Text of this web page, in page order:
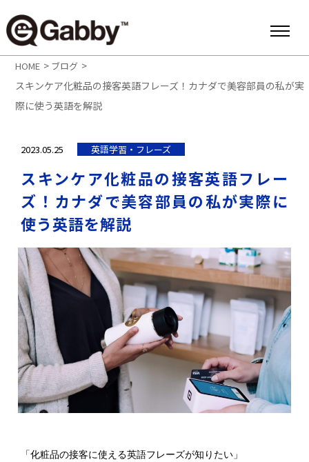
HOME > ブログ >
スキンケア化粧品の接客英語フレーズ！カナダで美容部員の私が実
際に使う英語を解説
2023.05.25 英語学習・フレーズ
スキンケア化粧品の接客英語フレー
ズ！カナダで美容部員の私が実際に
使う英語を解説
「化粧品の接客に使える英語フレーズが知りたい」